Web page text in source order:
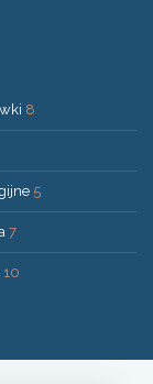
8
5
7
10